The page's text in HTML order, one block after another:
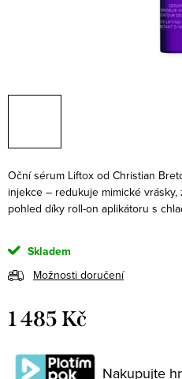
Oční sérum Liftox od Christian
injekce – redukuje mimické
pohled díky roll-on aplikátoru s
Skladem
Možnosti doručení
1 485 Kč
cena:
Nakupujte